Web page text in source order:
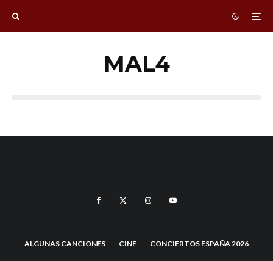
MAL4
ALGUNAS CANCIONES CINE CONCIERTOS ESPAÑA 2026